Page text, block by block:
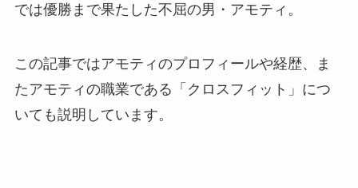
では優勝まで果たした不屈の男・アモティ。
この記事ではアモティのプロフィールや経歴、ま
たアモティの職業である「クロスフィット」につ
いても説明しています。